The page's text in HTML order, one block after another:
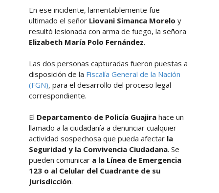
En ese incidente, lamentablemente fue
ultimado el señorLiovani Simanca Morelo y
resultó lesionada con arma de fuego, la señora
Elizabeth María Polo Fernández.
Las dos personas capturadas fueron puestas a
disposición de la Fiscalía General de la Nación
(FGN), para el desarrollo del proceso legal
correspondiente.
El Departamento de Policía Guajirahace un
llamado a la ciudadanía a denunciar cualquier
actividad sospechosa que pueda afectarla
Seguridad y la Convivencia Ciudadana. Se
pueden comunicar a la Línea de Emergencia
123 o al Celular del Cuadrante de su
Jurisdicción.